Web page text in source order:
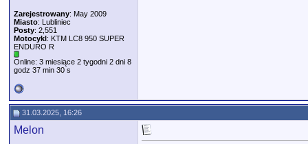
Zarejestrowany: May 2009
Miasto: Lubliniec
Posty: 2,551
Motocykl: KTM LC8 950 SUPER
ENDURO R
Online: 3 miesiące 2 tygodni 2 dni 8
godz 37 min 30 s
31.03.2025, 16:26
Melon